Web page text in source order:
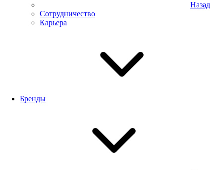
Назад
Сотрудничество
Карьера
Бренды